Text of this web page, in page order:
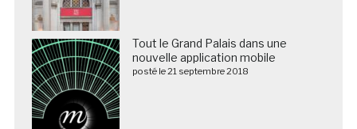
Tout le Grand Palais dans une
nouvelle application mobile
posté le 21 septembre 2018